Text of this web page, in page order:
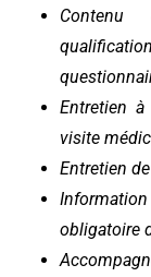
Contenu
Entretien
visite
Entretien
obligatoire